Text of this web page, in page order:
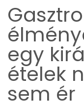
egy
ételek
sem ér